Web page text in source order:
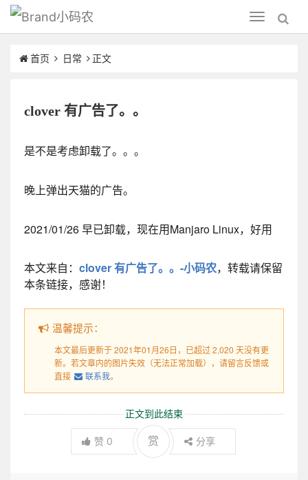
Toggle
navigation
小码农
首页 日常 正文
clover 有广告了。。
是不是考虑卸载了。。。
晚上弹出天猫的广告。
2021/01/26 早已卸载，现在用Manjaro Linux，好用
本文来自： clover 有广告了。。-小码农，转载请保留
本条链接，感谢！
温馨提示：
本文最后更新于 2021年01月26日，已超过 2,020 天没有更
新。若文章内的图片失效（无法正常加载），请留言反馈或
直接
联系我。
正文到此结束
赞 0 赏 分享